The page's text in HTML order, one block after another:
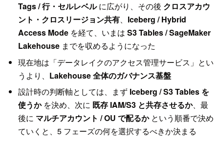
Tags / 行・セルレベルに広がり、その後 クロスアカウ
ント・クロスリージョン共有、 Iceberg / Hybrid
Access Modeを経て、いまは S3 Tables / SageMaker
Lakehouseまでを収めるようになった
現在地は「データレイクのアクセス管理サービス」とい
うより、 Lakehouse 全体のガバナンス基盤
設計時の判断軸としては、まず Iceberg / S3 Tables を
使うかを決め、次に 既存 IAM/S3 と共存させるか、最
後に マルチアカウント / OU で配るかという順番で決め
ていくと、5 フェーズの何を選択するべきか決まる